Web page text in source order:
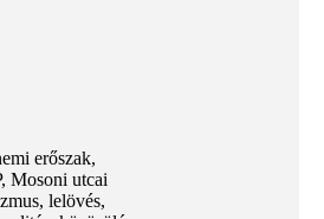
erőszak,
Mosoni utcai
lelövés,